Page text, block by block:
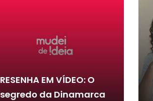
RESENHA EM VÍDEO: O
segredo da Dinamarca